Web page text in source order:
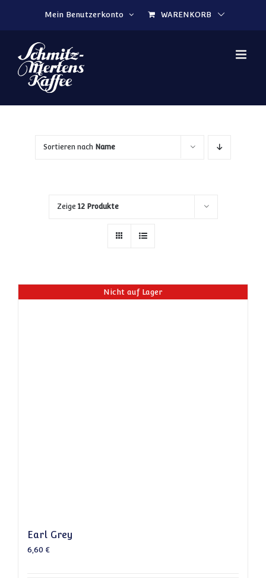
Mein Benutzerkonto
WARENKORB
Sortieren nach Name
Zeige 12 Produkte
Nicht auf Lager
Earl Grey
6,60 €